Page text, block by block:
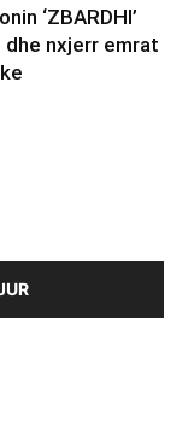
‘ZBARDHI’
nxjerr emrat